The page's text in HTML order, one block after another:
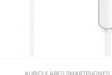
AURICULARES SMARTPHONES